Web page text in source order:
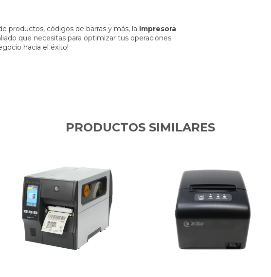
productos, códigos de barras y más, la Impresora
que necesitas para optimizar tus operaciones.
hacia el éxito!
PRODUCTOS SIMILARES